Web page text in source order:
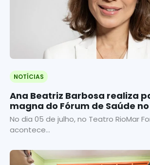
NOTÍCIAS
Ana Beatriz Barbosa realiza
magna do Fórum de Saúde no
Sistema Fecomércio
No dia 05 de julho, no Teatro RioMar
acontece...